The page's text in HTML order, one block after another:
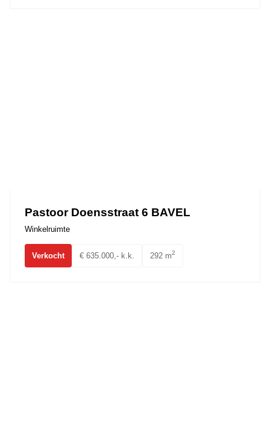
Pastoor Doensstraat 6 BAVEL
Winkelruimte
Verkocht € 635.000,- k.k. 292 m2